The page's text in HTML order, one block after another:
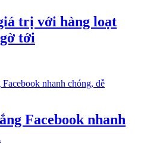
trị với hàng loạt
tới
Facebook nhanh